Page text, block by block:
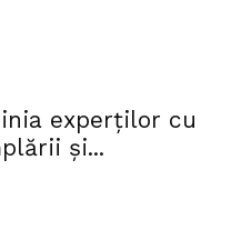
experților cu
și...